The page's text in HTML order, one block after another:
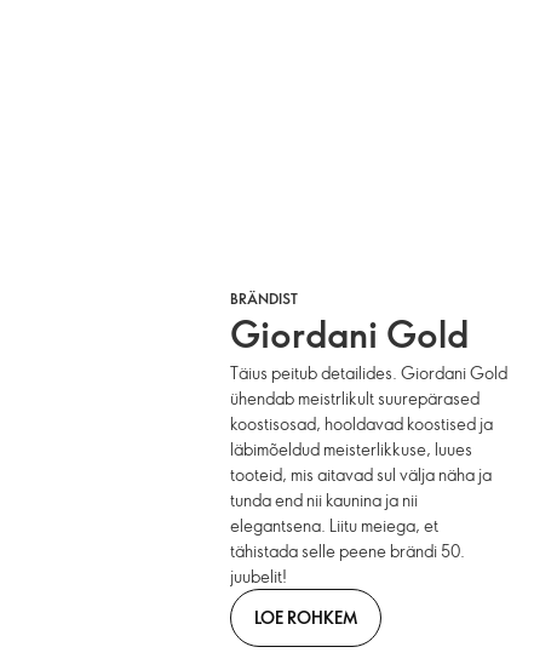
BRÄNDIST
Giordani Gold
Täius peitub detailides. Giordani Gold
ühendab meistrlikult suurepärased
koostisosad, hooldavad koostised ja
läbimõeldud meisterlikkuse, luues
tooteid, mis aitavad sul välja näha ja
tunda end nii kaunina ja nii
elegantsena. Liitu meiega, et
tähistada selle peene brändi 50.
juubelit!
LOE ROHKEM